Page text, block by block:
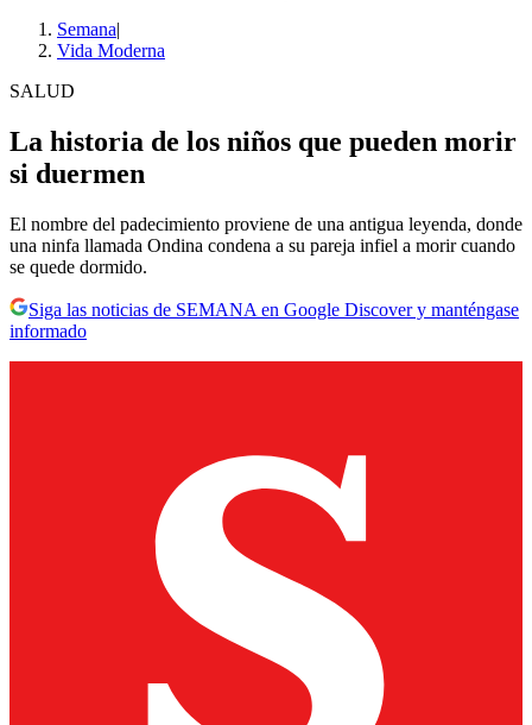
Semana|
Vida Moderna
SALUD
La historia de los niños que pueden morir
si duermen
El nombre del padecimiento proviene de una antigua leyenda, donde
una ninfa llamada Ondina condena a su pareja infiel a morir cuando
se quede dormido.
Siga las noticias de SEMANA en Google Discover y manténgase
informado